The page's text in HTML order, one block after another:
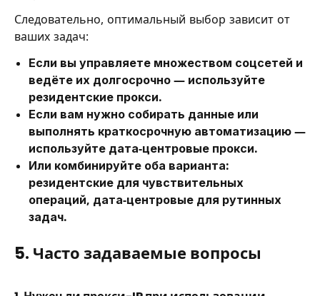
Следовательно, оптимальный выбор зависит от
ваших задач:
Если вы управляете множеством соцсетей и
ведёте их долгосрочно — используйте
резидентские прокси.
Если вам нужно собирать данные или
выполнять краткосрочную автоматизацию —
используйте дата-центровые прокси.
Или комбинируйте оба варианта:
резидентские для чувствительных
операций, дата-центровые для рутинных
задач.
5. Часто задаваемые вопросы